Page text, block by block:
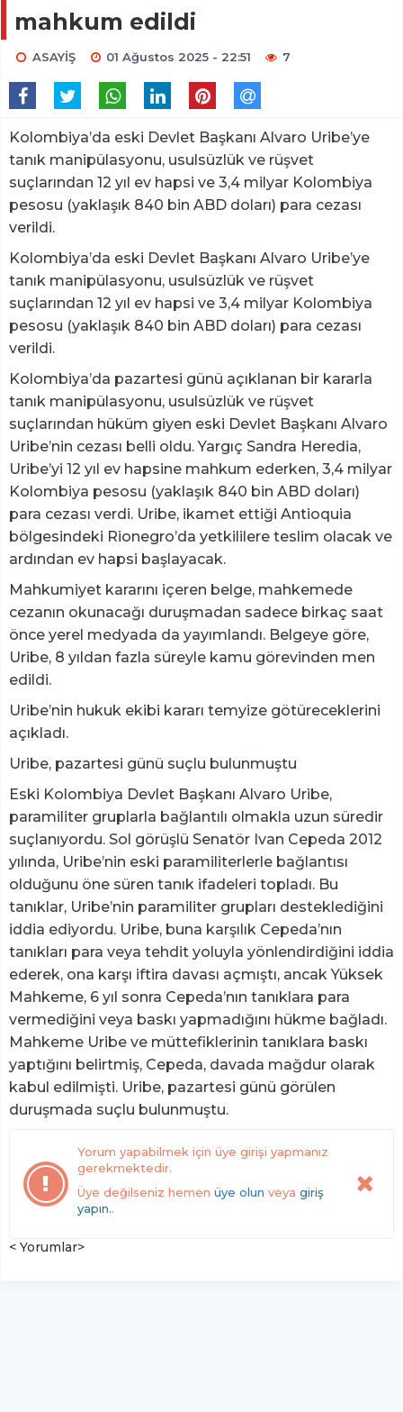
mahkum edildi
ASAYİŞ 01 Ağustos 2025 - 22:51 7
Kolombiya’da eski Devlet Başkanı Alvaro Uribe’ye
tanık manipülasyonu, usulsüzlük ve rüşvet
suçlarından 12 yıl ev hapsi ve 3,4 milyar Kolombiya
pesosu (yaklaşık 840 bin ABD doları) para cezası
verildi.
Kolombiya’da eski Devlet Başkanı Alvaro Uribe’ye
tanık manipülasyonu, usulsüzlük ve rüşvet
suçlarından 12 yıl ev hapsi ve 3,4 milyar Kolombiya
pesosu (yaklaşık 840 bin ABD doları) para cezası
verildi.
Kolombiya’da pazartesi günü açıklanan bir kararla
tanık manipülasyonu, usulsüzlük ve rüşvet
suçlarından hüküm giyen eski Devlet Başkanı Alvaro
Uribe’nin cezası belli oldu. Yargıç Sandra Heredia,
Uribe’yi 12 yıl ev hapsine mahkum ederken, 3,4 milyar
Kolombiya pesosu (yaklaşık 840 bin ABD doları)
para cezası verdi. Uribe, ikamet ettiği Antioquia
bölgesindeki Rionegro’da yetkililere teslim olacak ve
ardından ev hapsi başlayacak.
Mahkumiyet kararını içeren belge, mahkemede
cezanın okunacağı duruşmadan sadece birkaç saat
önce yerel medyada da yayımlandı. Belgeye göre,
Uribe, 8 yıldan fazla süreyle kamu görevinden men
edildi.
Uribe’nin hukuk ekibi kararı temyize götüreceklerini
açıkladı.
Uribe, pazartesi günü suçlu bulunmuştu
Eski Kolombiya Devlet Başkanı Alvaro Uribe,
paramiliter gruplarla bağlantılı olmakla uzun süredir
suçlanıyordu. Sol görüşlü Senatör Ivan Cepeda 2012
yılında, Uribe’nin eski paramiliterlerle bağlantısı
olduğunu öne süren tanık ifadeleri topladı. Bu
tanıklar, Uribe’nin paramiliter grupları desteklediğini
iddia ediyordu. Uribe, buna karşılık Cepeda’nın
tanıkları para veya tehdit yoluyla yönlendirdiğini iddia
ederek, ona karşı iftira davası açmıştı, ancak Yüksek
Mahkeme, 6 yıl sonra Cepeda’nın tanıklara para
vermediğini veya baskı yapmadığını hükme bağladı.
Mahkeme Uribe ve müttefiklerinin tanıklara baskı
yaptığını belirtmiş, Cepeda, davada mağdur olarak
kabul edilmişti. Uribe, pazartesi günü görülen
duruşmada suçlu bulunmuştu.
Yorum yapabilmek için üye girişi yapmanız
gerekmektedir.
Üye değilseniz hemen üye olun veya giriş
yapın..
< Yorumlar>